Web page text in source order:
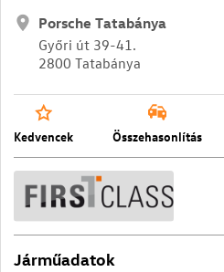
Porsche Tatabánya
Győri út 39-41.
2800 Tatabánya
Kedvencek Összehasonlítás
Járműadatok